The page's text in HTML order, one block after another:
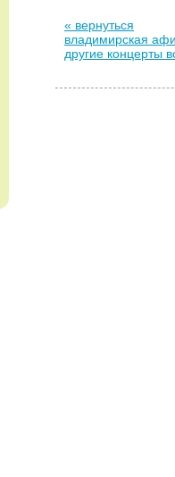
« вернуться
владимирская
другие концерты